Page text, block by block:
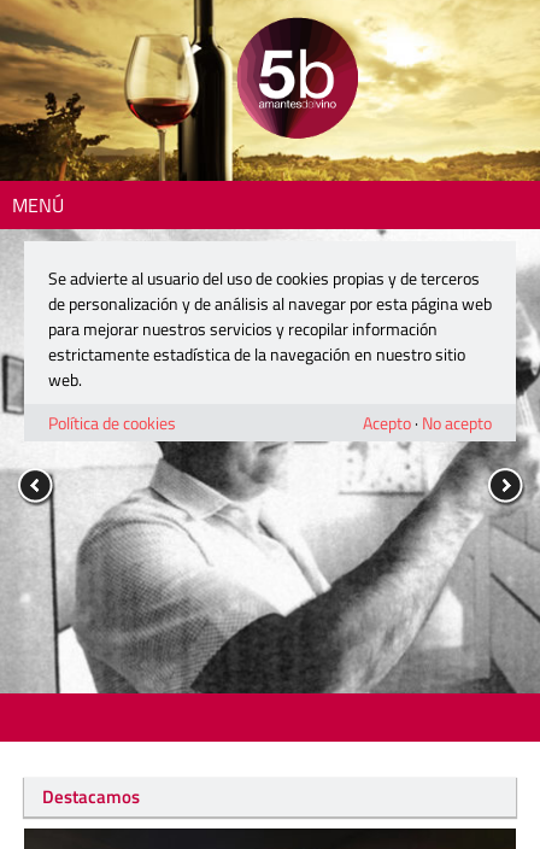
MENÚ
Destacamos
Se advierte al usuario del uso de cookies propias y de terceros
de personalización y de análisis al navegar por esta página web
para mejorar nuestros servicios y recopilar información
estrictamente estadística de la navegación en nuestro sitio
web.
Política de cookies
Acepto· No acepto